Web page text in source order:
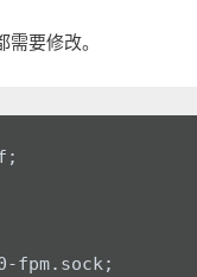
要修改。
fpm.sock;